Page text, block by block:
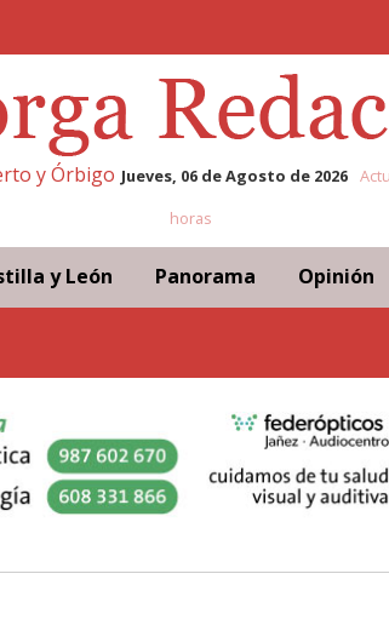
y Órbigo Jueves, 06 de Agosto de 2026
horas
y León Panorama Opinión